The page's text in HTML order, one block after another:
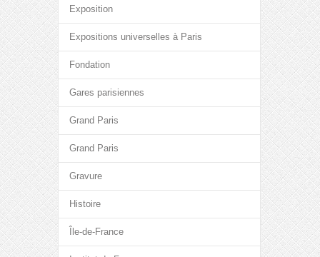
Exposition
Expositions universelles à Paris
Fondation
Gares parisiennes
Grand Paris
Grand Paris
Gravure
Histoire
Île-de-France